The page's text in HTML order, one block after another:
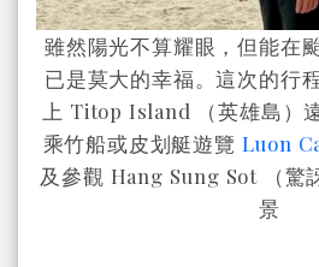
雖然陽光不算耀眼，但能在
已是莫大的幸福。這次的行
上 Titop Island （英雄島）
乘竹船或皮划艇遊覽 Luon
及參觀 Hang Sung Sot
（
景